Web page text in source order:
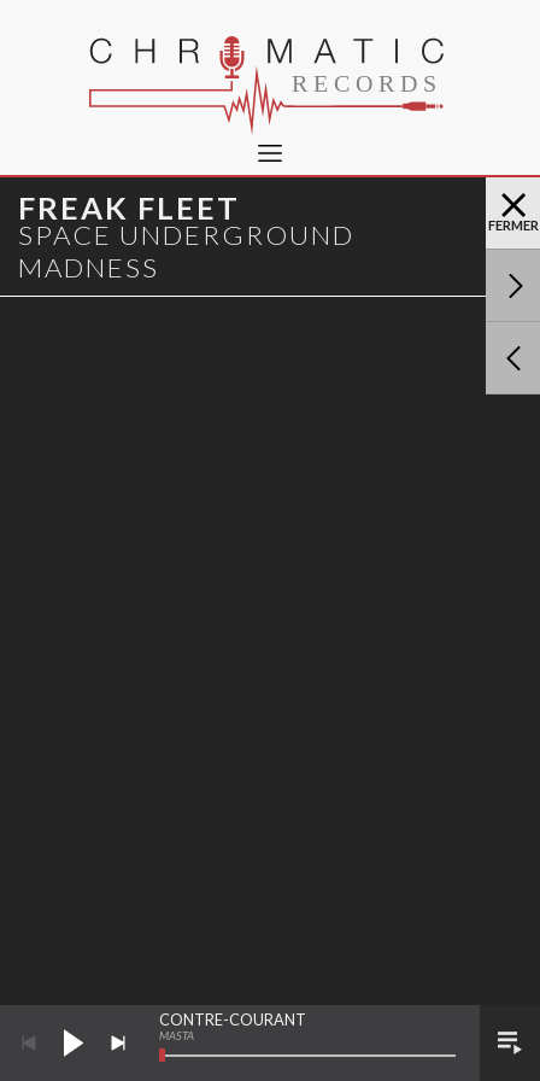
FREAK FLEET
SPACE UNDERGROUND
MADNESS
LIENS
FERMER
MASTA
CONTRE-COURANT